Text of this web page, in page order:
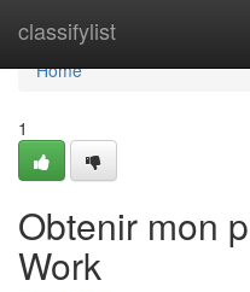
classifylist
Home
Home
1
Obtenir mon
Work